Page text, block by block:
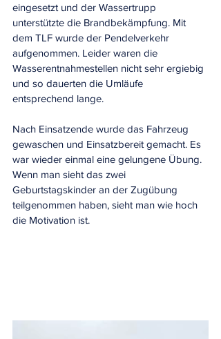
eingesetzt und der Wassertrupp
unterstützte die Brandbekämpfung. Mit
dem TLF wurde der Pendelverkehr
aufgenommen. Leider waren die
Wasserentnahmestellen nicht sehr ergiebig
und so dauerten die Umläufe
entsprechend lange.
Nach Einsatzende wurde das Fahrzeug
gewaschen und Einsatzbereit gemacht. Es
war wieder einmal eine gelungene Übung.
Wenn man sieht das zwei
Geburtstagskinder an der Zugübung
teilgenommen haben, sieht man wie hoch
die Motivation ist.